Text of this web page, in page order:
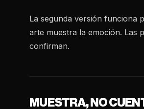
La segunda versión funciona
arte muestra la emoción. Las
confirman.
MUESTRA, NO